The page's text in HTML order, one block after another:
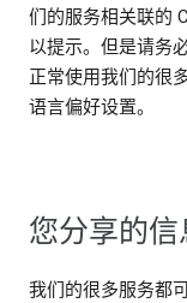
们的服务相关联的
以提示。但是请务
正常使用我们的很
语言偏好设置。
您分享的信
我们的很多服务都